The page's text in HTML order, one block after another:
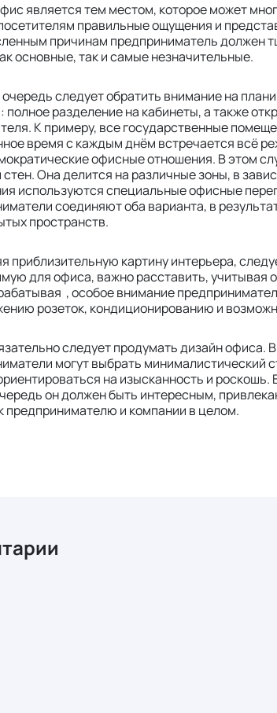
является тем местом, которое может
правильные ощущения и
причинам предприниматель должен
основные, так и самые незначительные.
следует обратить внимание на
полное разделение на кабинеты, а также
К примеру, все государственные
время с каждым днём встречается всё
офисные отношения. В этом
Она делится на различные зоны, в
используются специальные офисные
соединяют оба варианта, в
пространств.
приблизительную картину интерьера,
для офиса, важно расставить,
, особое внимание
розеток, кондиционированию и
следует продумать дизайн офиса.
могут выбрать минималистический
на изысканность и
он должен быть интересным,
предпринимателю и компании в целом.